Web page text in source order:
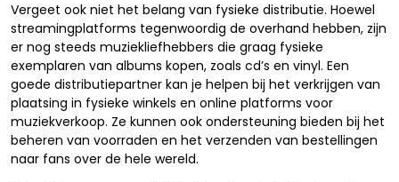
Vergeet ook niet het belang van fysieke distributie. Hoewel
streamingplatforms tegenwoordig de overhand hebben, zijn
er nog steeds muziekliefhebbers die graag fysieke
exemplaren van albums kopen, zoals cd’s en vinyl. Een
goede distributiepartner kan je helpen bij het verkrijgen van
plaatsing in fysieke winkels en online platforms voor
muziekverkoop. Ze kunnen ook ondersteuning bieden bij het
beheren van voorraden en het verzenden van bestellingen
naar fans over de hele wereld.